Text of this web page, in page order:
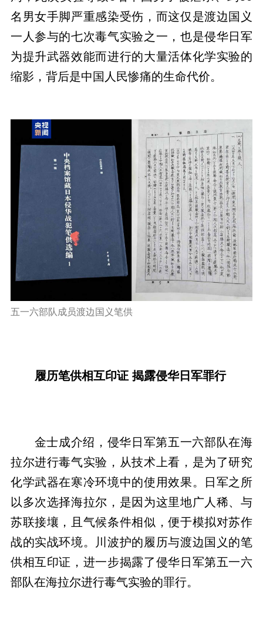
名男女手脚严重感染受伤，而这仅是渡边国义
一人参与的七次毒气实验之一，也是侵华日军
为提升武器效能而进行的大量活体化学实验的
缩影，背后是中国人民惨痛的生命代价。
五一六部队成员渡边国义笔供
履历笔供相互印证 揭露侵华日军罪行
金士成介绍，侵华日军第五一六部队在海
拉尔进行毒气实验，从技术上看，是为了研究
化学武器在寒冷环境中的使用效果。日军之所
以多次选择海拉尔，是因为这里地广人稀、与
苏联接壤，且气候条件相似，便于模拟对苏作
战的实战环境。川波护的履历与渡边国义的笔
供相互印证，进一步揭露了侵华日军第五一六
部队在海拉尔进行毒气实验的罪行。